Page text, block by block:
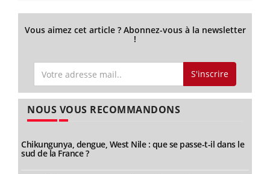
Vous aimez cet article ? Abonnez-vous à la newsletter
!
S'inscrire
NOUS VOUS RECOMMANDONS
Chikungunya, dengue, West Nile : que se passe-t-il dans le
sud de la France ?